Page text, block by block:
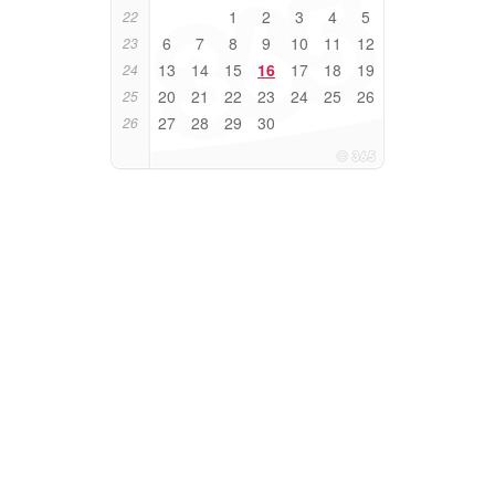
22 1 2 3 4 5
23 6 7 8 9 10 11 12
24 13 14 15 16 17 18 19
25 20 21 22 23 24 25 26
26 27 28 29 30